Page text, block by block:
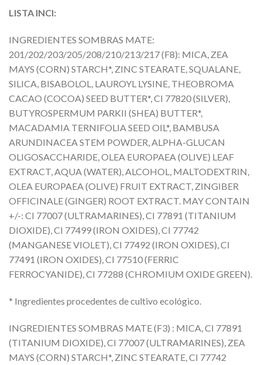
LISTA INCI:
INGREDIENTES SOMBRAS MATE:
201/202/203/205/208/210/213/217 (F8): MICA, ZEA
MAYS (CORN) STARCH*, ZINC STEARATE, SQUALANE,
SILICA, BISABOLOL, LAUROYL LYSINE, THEOBROMA
CACAO (COCOA) SEED BUTTER*, CI 77820 (SILVER),
BUTYROSPERMUM PARKII (SHEA) BUTTER*,
MACADAMIA TERNIFOLIA SEED OIL*, BAMBUSA
ARUNDINACEA STEM POWDER, ALPHA-GLUCAN
OLIGOSACCHARIDE, OLEA EUROPAEA (OLIVE) LEAF
EXTRACT, AQUA (WATER), ALCOHOL, MALTODEXTRIN,
OLEA EUROPAEA (OLIVE) FRUIT EXTRACT, ZINGIBER
OFFICINALE (GINGER) ROOT EXTRACT. MAY CONTAIN
+/-: CI 77007 (ULTRAMARINES), CI 77891 (TITANIUM
DIOXIDE), CI 77499 (IRON OXIDES), CI 77742
(MANGANESE VIOLET), CI 77492 (IRON OXIDES), CI
77491 (IRON OXIDES), CI 77510 (FERRIC
FERROCYANIDE), CI 77288 (CHROMIUM OXIDE GREEN).
* Ingredientes procedentes de cultivo ecológico.
INGREDIENTES SOMBRAS MATE (F3) : MICA, CI 77891
(TITANIUM DIOXIDE), CI 77007 (ULTRAMARINES), ZEA
MAYS (CORN) STARCH*, ZINC STEARATE, CI 77742